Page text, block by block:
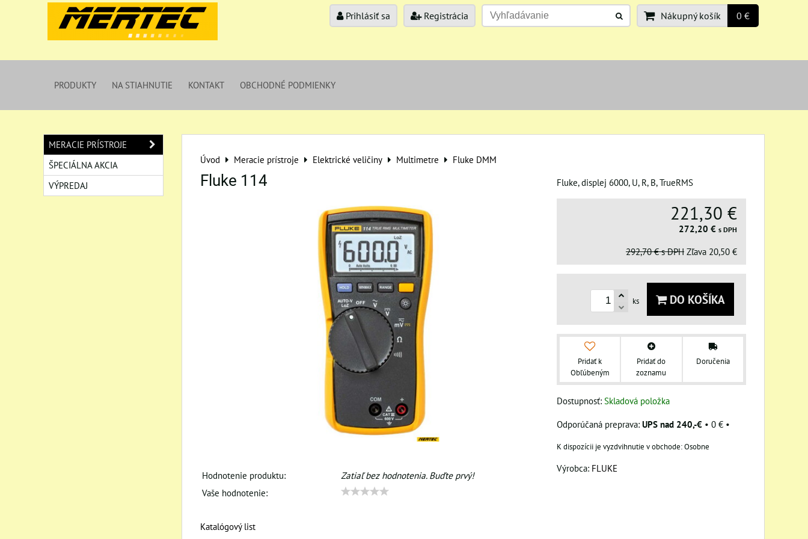
Prihlásiť sa Registrácia Nákupný košík 0 €
PRODUKTY NA STIAHNUTIE KONTAKT OBCHODNÉ PODMIENKY
Úvod Meracie prístroje Elektrické veličiny Multimetre Fluke DMM
Fluke 114
Hodnotenie produktu:
Zatiaľ bez hodnotenia. Buďte prvý!
Vaše hodnotenie:
Fluke, displej 6000, U, R, B, TrueRMS
221,30 €
272,20 € s DPH
292,70 € s DPH Zľava 20,50 €
ks DO KOŠÍKA
Pridať k
Obľúbeným
Pridať do
zoznamu
Doručenia
Dostupnosť: Skladová položka
UPS nad 240,-€ • 0 € •
Osobne
Výrobca: FLUKE
Katalógový list
MERACIE PRÍSTROJE
ŠPECIÁLNA AKCIA
VÝPREDAJ